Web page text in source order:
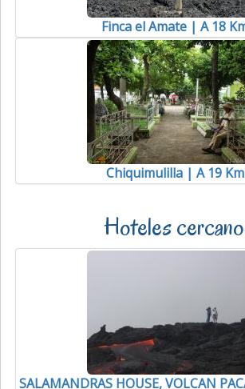
Finca el Amate | A 18
Chiquimulilla | A 19 Km
Hoteles
SALAMANDRAS HOUSE, VOLCAN